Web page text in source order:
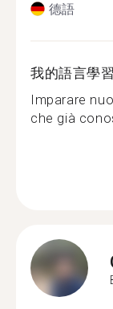
德語
我的語言學
Imparare
che già